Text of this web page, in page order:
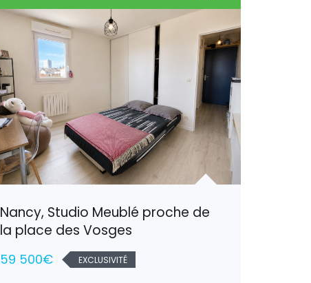
Nancy, Studio Meublé proche de
la place des Vosges
59 500€ EXCLUSIVITÉ